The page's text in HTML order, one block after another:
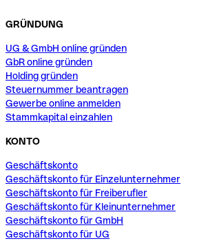
GRÜNDUNG
UG & GmbH online gründen
GbR online gründen
Holding gründen
Steuernummer beantragen
Gewerbe online anmelden
Stammkapital einzahlen
KONTO
Geschäftskonto
Geschäftskonto für Einzelunternehmer
Geschäftskonto für Freiberufler
Geschäftskonto für Kleinunternehmer
Geschäftskonto für GmbH
Geschäftskonto für UG